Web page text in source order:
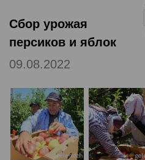
Сбор урожая
персиков и яблок
09.08.2022